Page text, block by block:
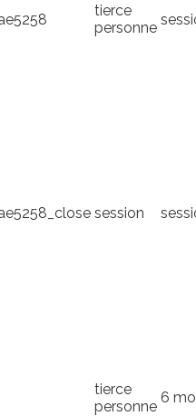
tierce
personne
session
tierce
personne
6